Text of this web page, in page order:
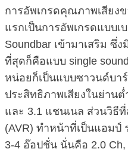
การอัพเกรดคุณภาพเสียง
แรกเป็นการอัพเกรดแบบเ
Soundbar เข้ามาเสริม ซึ่
ที่สุดก็คือแบบ single
หน่อยก็เป็นแบบซาวนด์บา
ประสิทธิภาพเสียงในย่าน
และ 3.1 แชนเนล ส่วนวิธี
(AVR) ทำหน้าที่เป็นแอมป์
3-4 อ๊อปชั่น นั่นคือ 2.0